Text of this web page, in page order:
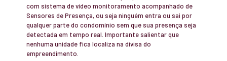
com sistema de vídeo monitoramento acompanhado de
Sensores de Presença, ou seja ninguém entra ou sai por
qualquer parte do condomínio sem que sua presença seja
detectada em tempo real. Importante salientar que
nenhuma unidade fica localiza na divisa do
empreendimento.